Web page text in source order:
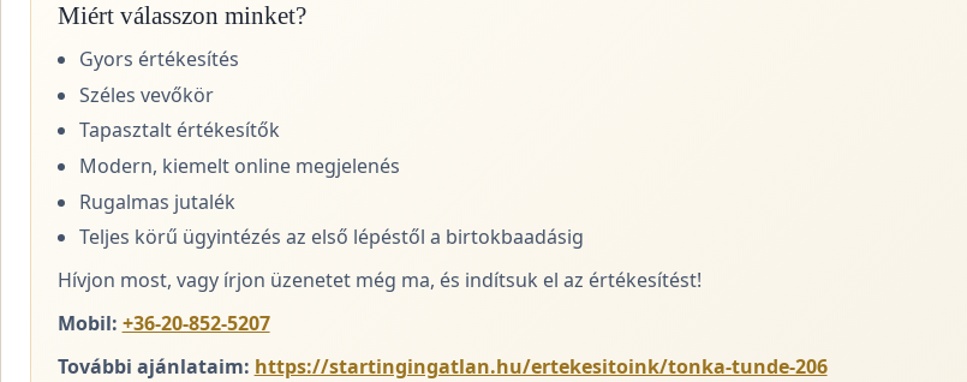
Miért válasszon minket?
Gyors értékesítés
Széles vevőkör
Tapasztalt értékesítők
Modern, kiemelt online megjelenés
Rugalmas jutalék
Teljes körű ügyintézés az első lépéstől a birtokbaadásig
Hívjon most, vagy írjon üzenetet még ma, és indítsuk el az értékesítést!
Mobil: +36-20-852-5207
További ajánlataim: https://startingingatlan.hu/ertekesitoink/tonka-tunde-206